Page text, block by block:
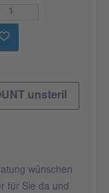
unsteril
wünschen
für Sie da und